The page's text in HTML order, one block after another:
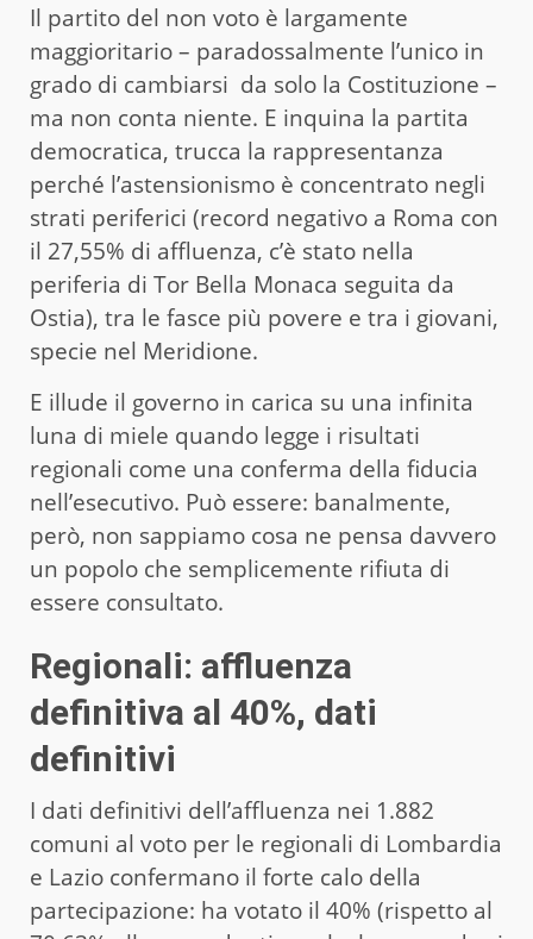
Il partito del non voto è largamente
maggioritario – paradossalmente l’unico in
grado di cambiarsi da solo la Costituzione –
ma non conta niente. E inquina la partita
democratica, trucca la rappresentanza
perché l’astensionismo è concentrato negli
strati periferici (record negativo a Roma con
il 27,55% di affluenza, c’è stato nella
periferia di Tor Bella Monaca seguita da
Ostia), tra le fasce più povere e tra i giovani,
specie nel Meridione.
E illude il governo in carica su una infinita
luna di miele quando legge i risultati
regionali come una conferma della fiducia
nell’esecutivo. Può essere: banalmente,
però, non sappiamo cosa ne pensa davvero
un popolo che semplicemente rifiuta di
essere consultato.
Regionali: affluenza
definitiva al 40%, dati
definitivi
I dati definitivi dell’affluenza nei 1.882
comuni al voto per le regionali di Lombardia
e Lazio confermano il forte calo della
partecipazione: ha votato il 40% (rispetto al